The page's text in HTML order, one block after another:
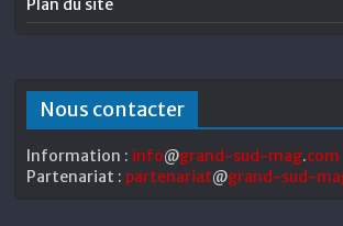
Plan du site
Nous contacter
Information : info@grand-sud-mag.com
Partenariat : partenariat@grand-sud-